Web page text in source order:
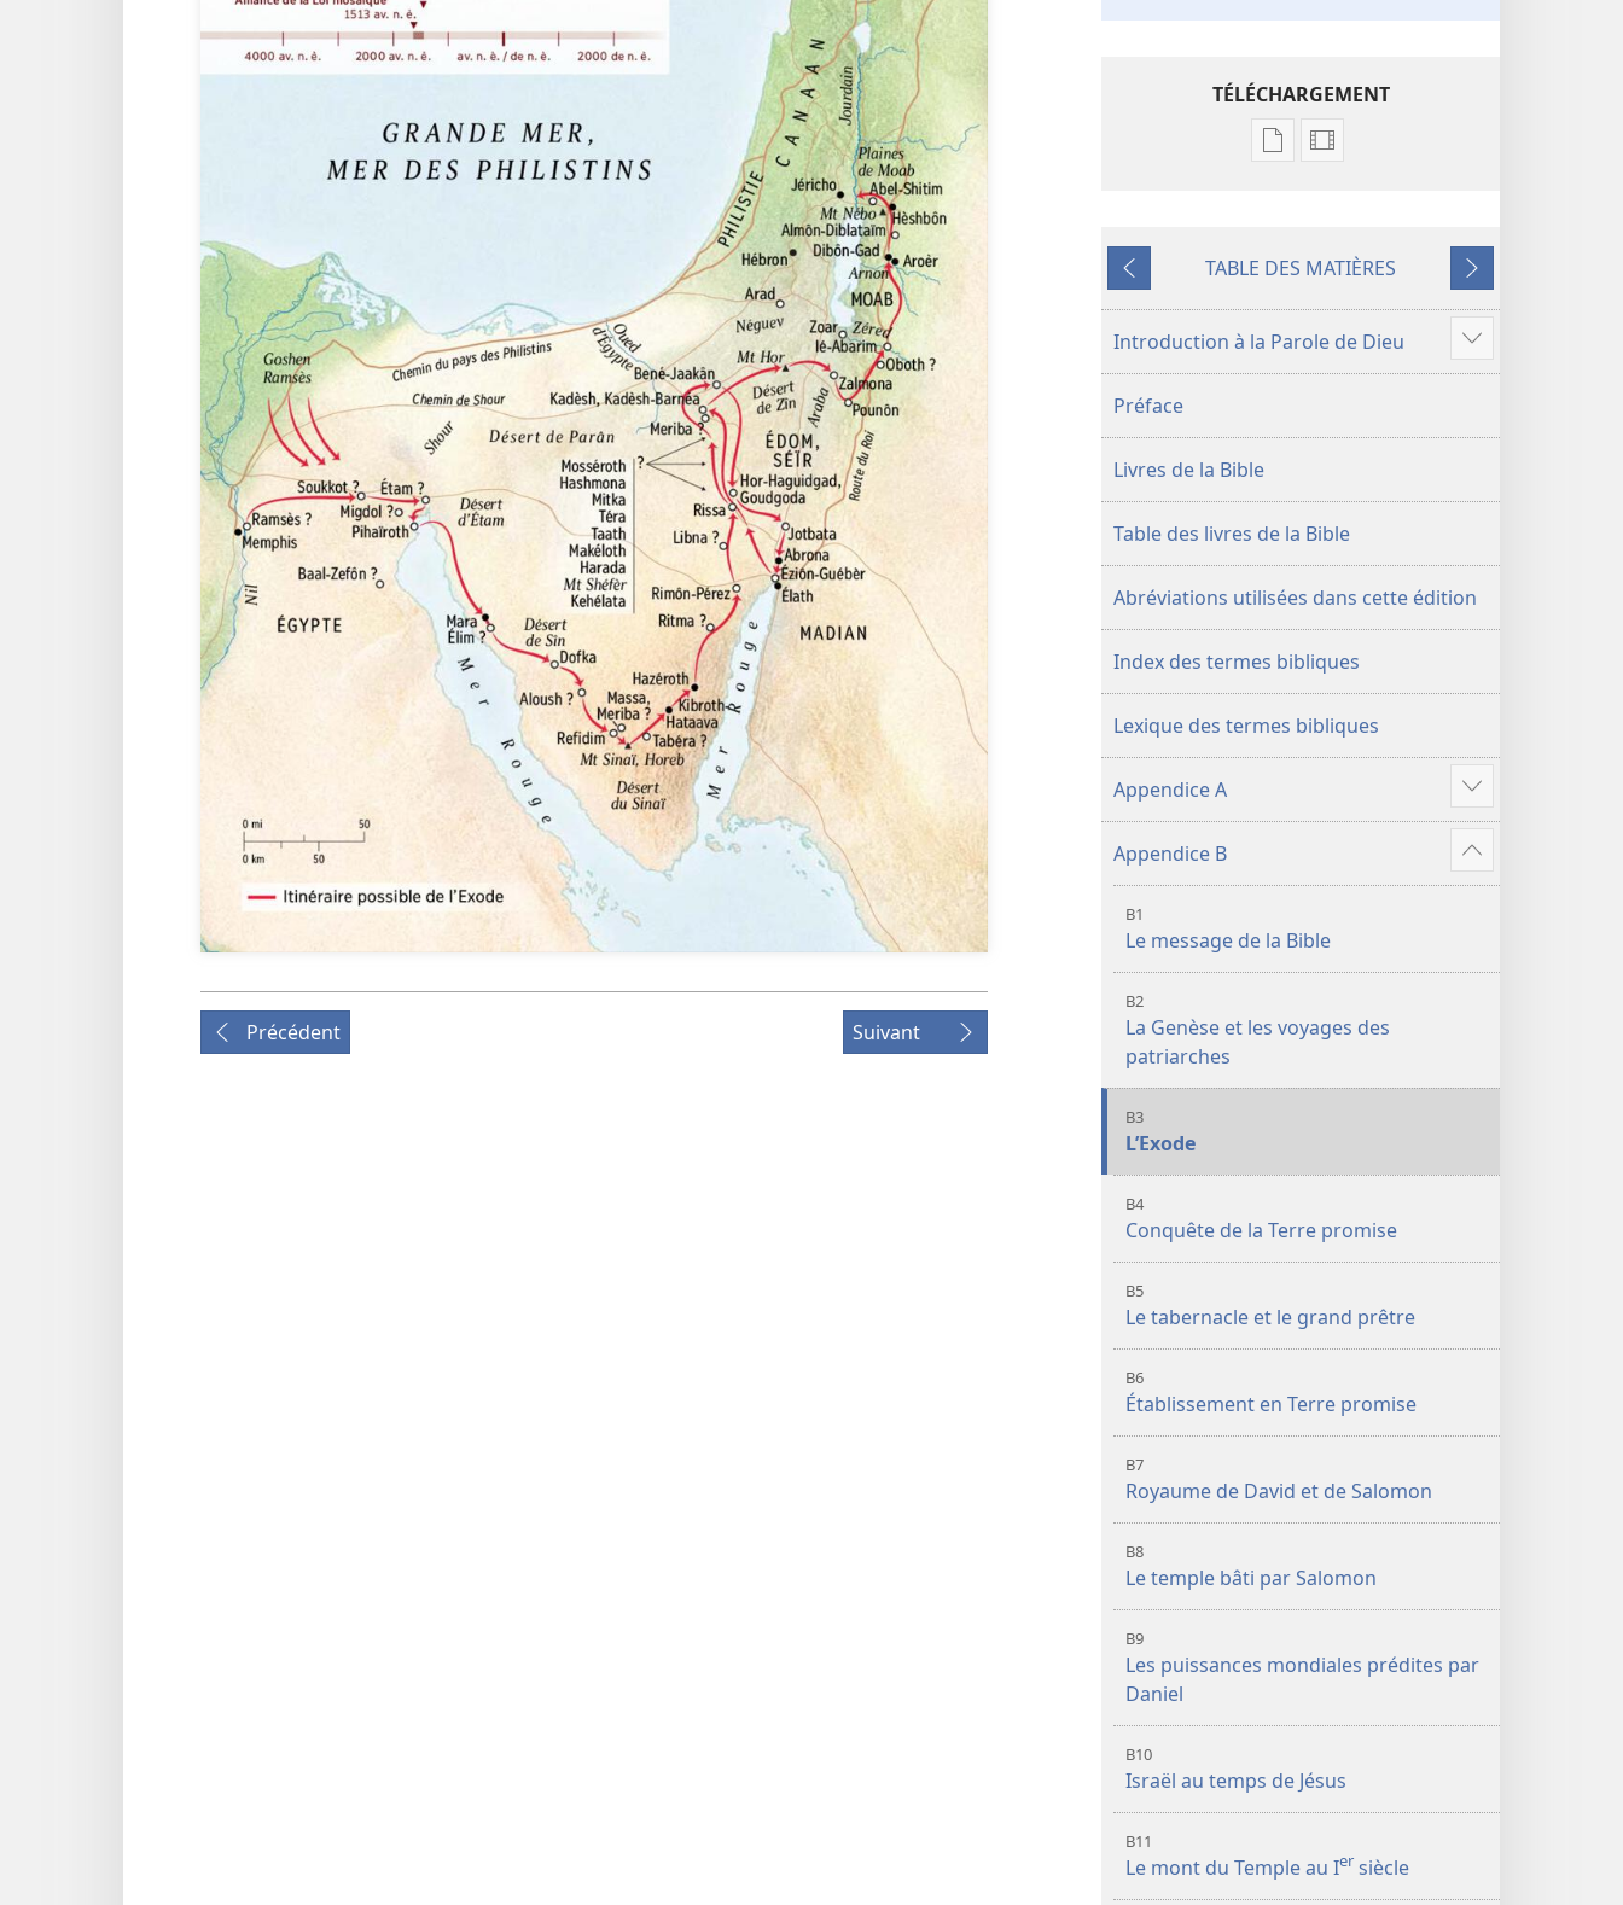
Précédent Suivant
TÉLÉCHARGEMENT
Options
publications
La
Bible.
monde
(édition
révisée
de
2018)
Options
vidéos
Bible.
Traduction
nouveau
révisée
de
2018)
Précédent
TABLE DES MATIÈRES
Suivant
Introduction à la Parole de Dieu
Voir
plus
contenu
Préface
Livres de la Bible
Table des livres de la Bible
Abréviations utilisées dans cette édition
Index des termes bibliques
Lexique des termes bibliques
Appendice A
Voir
plus
de
contenu
Appendice B
Voir
plus
B1
Le message de la Bible
B2
La Genèse et les voyages des
patriarches
B3
L’Exode
B4
Conquête de la Terre promise
B5
Le tabernacle et le grand prêtre
B6
Établissement en Terre promise
B7
Royaume de David et de Salomon
B8
Le temple bâti par Salomon
B9
Les puissances mondiales prédites par
Daniel
B10
Israël au temps de Jésus
B11
Le mont du Temple au Ier siècle